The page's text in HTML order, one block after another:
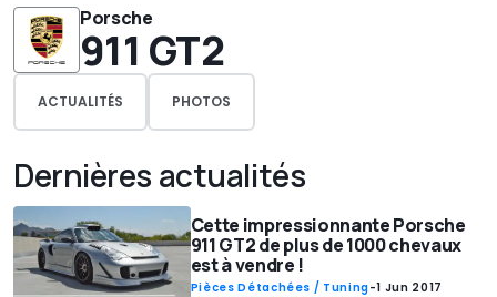
Porsche
911 GT2
ACTUALITÉS PHOTOS
Dernières actualités
Cette impressionnante Porsche
911 GT2 de plus de 1000 chevaux
est à vendre !
Pièces Détachées / Tuning-1 Jun 2017